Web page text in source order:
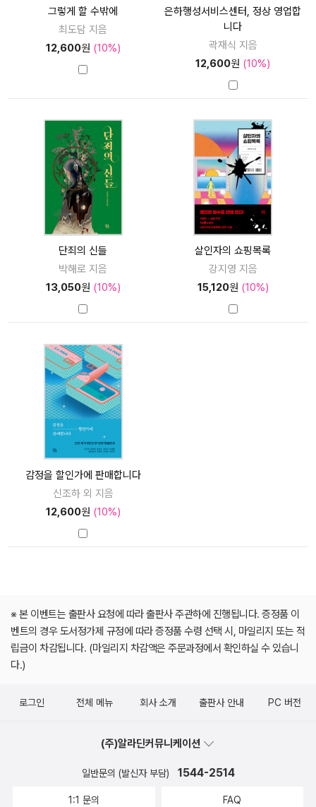
그렇게 할 수밖에
최도담 지음
12,600원 (10%)
은하행성서비스센터, 정상 영업합
니다
곽재식 지음
12,600원 (10%)
단죄의 신들
박해로 지음
13,050원 (10%)
살인자의 쇼핑목록
강지영 지음
15,120원 (10%)
감정을 할인가에 판매합니다
신조하 외 지음
12,600원 (10%)
※ 본 이벤트는 출판사 요청에 따라 출판사 주관하에 진행됩니다. 증정품 이
벤트의 경우 도서정가제 규정에 따라 증정품 수령 선택 시, 마일리지 또는 적
립금이 차감됩니다. (마일리지 차감액은 주문과정에서 확인하실 수 있습니
다.)
로그인 전체 메뉴 회사 소개 출판사 안내 PC 버전
(주)알라딘커뮤니케이션
일반문의 (발신자 부담) 1544-2514
1:1 문의 FAQ